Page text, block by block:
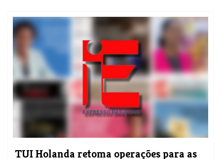
TUI Holanda retoma operações para as